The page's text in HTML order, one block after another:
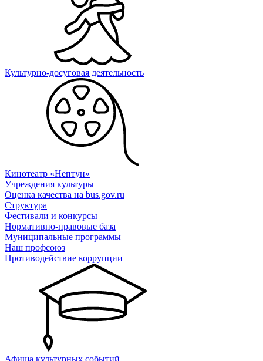
Культурно-досуговая деятельность
Кинотеатр «Нептун»
Учреждения культуры
Оценка качества на bus.gov.ru
Структура
Фестивали и конкурсы
Нормативно-правовые база
Муниципальные программы
Наш профсоюз
Противодействие коррупции
Афиша культурных событий